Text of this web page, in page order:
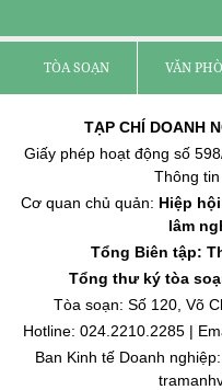
TÒA SOẠN VĂN
TẠP CHÍ DOANH
Giấy phép hoạt động số
Thông
Cơ quan chủ quản: Hiệp
lâm
Tổng Biên tập:
Tổng thư ký tòa
Tòa soạn: Số 120, Võ
Hotline: 024.2210.2285 |
Ban Kinh tế Doanh